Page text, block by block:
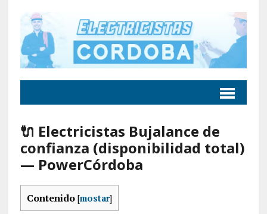
🔌 Electricistas Bujalance de
confianza (disponibilidad total)
— PowerCórdoba
Contenido [mostar]